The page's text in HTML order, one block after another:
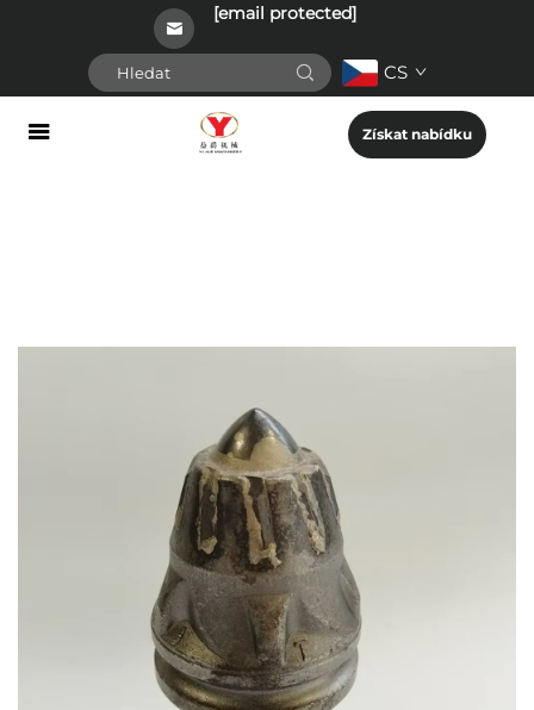
[email protected]
CS
Získat nabídku